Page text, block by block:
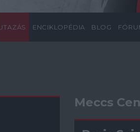
ENCIKLOPÉDIA BLOG
Meccs